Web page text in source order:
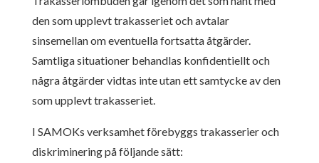
den som upplevt trakasseriet och avtalar
sinsemellan om eventuella fortsatta åtgärder.
Samtliga situationer behandlas konfidentiellt och
några åtgärder vidtas inte utan ett samtycke av den
som upplevt trakasseriet.
I SAMOKs verksamhet förebyggs trakasserier och
diskriminering på följande sätt: